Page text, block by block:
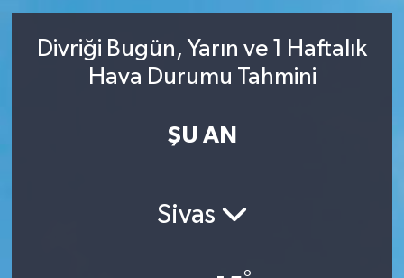
Divriği Bugün, Yarın ve 1 Haftalık
Hava Durumu Tahmini
ŞU AN
Sivas
İzmir Trafik Yoğunluk Haritası